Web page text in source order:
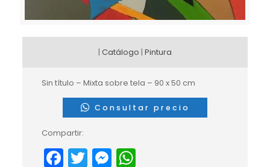
| Catálogo | Pintura
Sin título – Mixta sobre tela – 90 x 50 cm
Consultar precio
Compartir:
Facebook
TwitterMessenger
WhatsApp